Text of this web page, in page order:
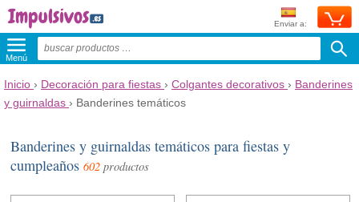
Enviar a:
Menú
Inicio › Decoración para fiestas › Colgantes decorativos › Banderines
y guirnaldas › Banderines temáticos
Banderines y guirnaldas temáticos para fiestas y
cumpleaños602 productos